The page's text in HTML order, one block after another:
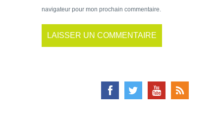
navigateur pour mon prochain commentaire.